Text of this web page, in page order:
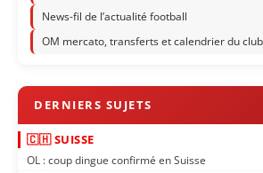
News-fil de l’actualité football
OM mercato, transferts et calendrier du
🇨🇭 SUISSE
OL : coup dingue confirmé en Suisse